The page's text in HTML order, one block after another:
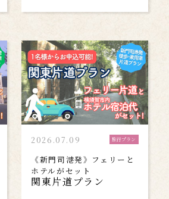
2026.07.09 旅行プラン
《新門司港発》フェリーと
ホテルがセット
関東片道プラン